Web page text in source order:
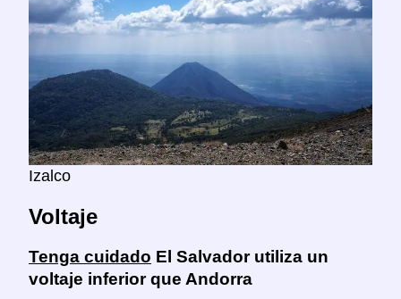
Izalco
Voltaje
Tenga cuidado El Salvador utiliza un
voltaje inferior que Andorra